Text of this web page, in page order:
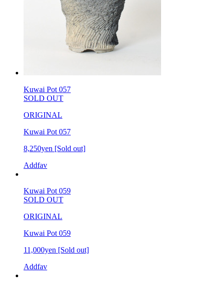
Kuwai Pot 057
SOLD OUT
ORIGINAL
Kuwai Pot 057
8,250yen [Sold out]
Addfav
Kuwai Pot 059
SOLD OUT
ORIGINAL
Kuwai Pot 059
11,000yen [Sold out]
Addfav